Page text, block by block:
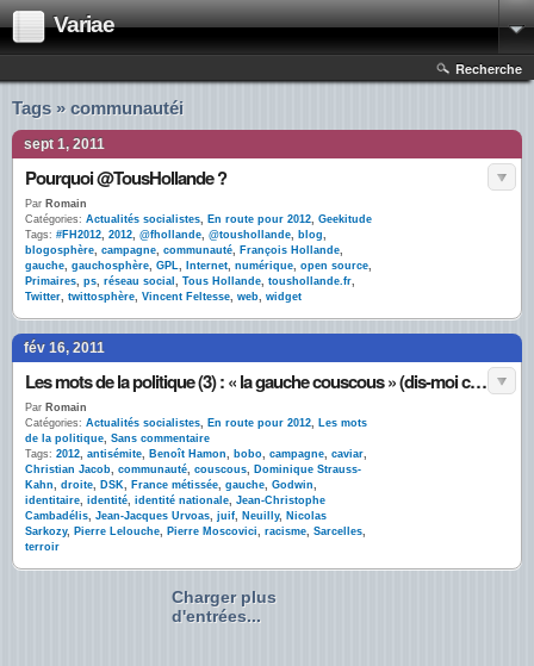
Variae
Recherche
Tags » communautéi
sept 1, 2011
Pourquoi @TousHollande ?
Par Romain
Catégories: Actualités socialistes, En route pour 2012, Geekitude
Tags: #FH2012, 2012, @fhollande, @toushollande, blog,
blogosphère, campagne, communauté, François Hollande,
gauche, gauchosphère, GPL, Internet, numérique, open source,
Primaires, ps, réseau social , Tous Hollande, toushollande.fr,
Twitter, twittosphère, Vincent Feltesse, web, widget
fév 16, 2011
Les mots de la politique (3) : « la gauche couscous » (dis-moi ce que tu manges, je te dirai qui tu es)
Par Romain
Catégories: Actualités socialistes, En route pour 2012, Les mots
de la politique, Sans commentaire
Tags: 2012, antisémite, Benoît Hamon, bobo, campagne, caviar,
Christian Jacob, communauté, couscous, Dominique Strauss-
Kahn, droite, DSK, France métissée, gauche, Godwin,
identitaire, identité, identité nationale, Jean-Christophe
Cambadélis, Jean-Jacques Urvoas, juif, Neuilly, Nicolas
Sarkozy, Pierre Lelouche, Pierre Moscovici, racisme, Sarcelles,
terroir
Charger plus
d'entrées...